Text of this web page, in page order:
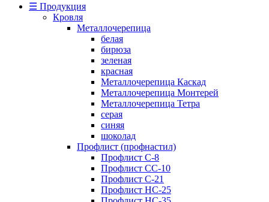
☰ Продукция
Кровля
Металлочерепица
белая
бирюза
зеленая
красная
Металлочерепица Каскад
Металлочерепица Монтерей
Металлочерепица Тетра
серая
синяя
шоколад
Профлист (профнастил)
Профлист С-8
Профлист СС-10
Профлист C-21
Профлист НС-25